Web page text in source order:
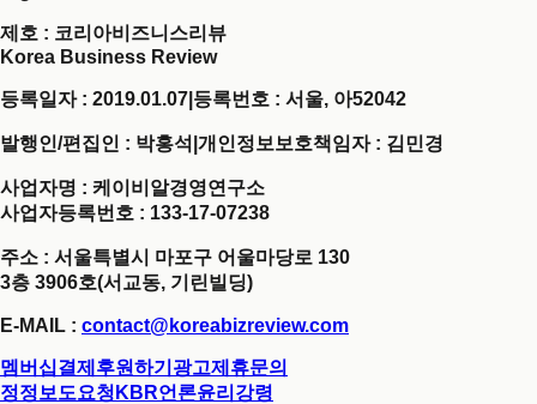
제호 : 코리아비즈니스리뷰
Korea Business Review
등록일자 : 2019.01.07 등록번호 : 서울, 아52042
발행인/편집인 : 박홍석 개인정보보호책임자 : 김민경
사업자명 : 케이비알경영연구소
사업자등록번호 : 133-17-07238
주소 : 서울특별시 마포구 어울마당로 130
3층 3906호(서교동, 기린빌딩)
E-MAIL : contact@koreabizreview.com
멤버십결제 후원하기 광고제휴문의
정정보도요청 KBR언론윤리강령